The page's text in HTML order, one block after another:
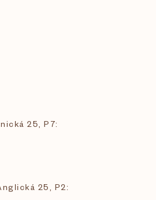
25, P7:
25, P2: